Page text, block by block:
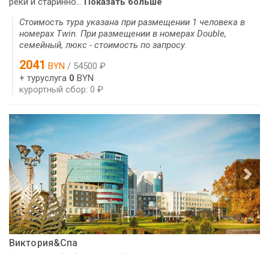
Стоимость тура указана при размещении 1 человека в
номерах Twin. При размещении в номерах Double,
семейный, люкс - стоимость по запросу.
2041 BYN / 54500 ₽
+ туруслуга 0 BYN
курортный сбор: 0 ₽
Виктория&Спа